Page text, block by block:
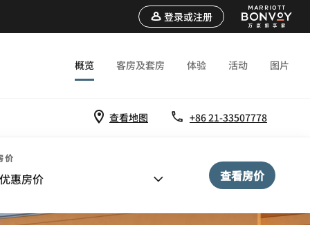
登录或注册
概览 客房及套房 体验 活动 图片
查看地图 +86 21-33507778
价
惠房价 查看房价